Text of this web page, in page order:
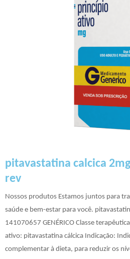
pitavastatina calcica
rev
Nossos produtos Estamos juntos para
saúde e bem-estar para você.
141070657 GENÉRICO Classe
ativo: pitavastatina cálcica Indicação:
complementar à dieta, para reduzir os